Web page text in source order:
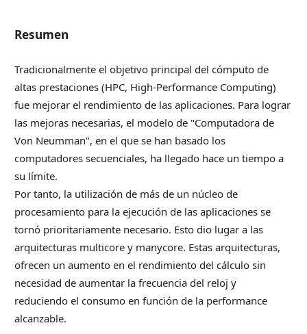
Resumen
Tradicionalmente el objetivo principal del cómputo de
altas prestaciones (HPC, High-Performance Computing)
fue mejorar el rendimiento de las aplicaciones. Para lograr
las mejoras necesarias, el modelo de "Computadora de
Von Neumman", en el que se han basado los
computadores secuenciales, ha llegado hace un tiempo a
su límite.
Por tanto, la utilización de más de un núcleo de
procesamiento para la ejecución de las aplicaciones se
tornó prioritariamente necesario. Esto dio lugar a las
arquitecturas multicore y manycore. Estas arquitecturas,
ofrecen un aumento en el rendimiento del cálculo sin
necesidad de aumentar la frecuencia del reloj y
reduciendo el consumo en función de la performance
alcanzable.